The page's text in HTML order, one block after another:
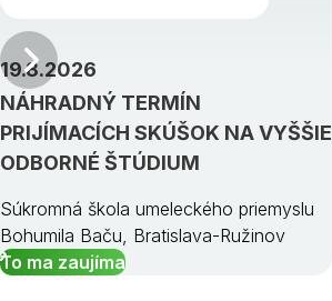
NÁHRADNÝ TERMÍN
PRIJÍMACÍCH SKÚŠOK NA VYŠŠIE
ODBORNÉ ŠTÚDIUM
19.8.2026
Súkromná škola umeleckého priemyslu
Bohumila Baču, Bratislava-Ružinov
To ma zaujíma
Predchádzajúci